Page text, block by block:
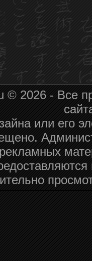
© 2026 - Все
или его